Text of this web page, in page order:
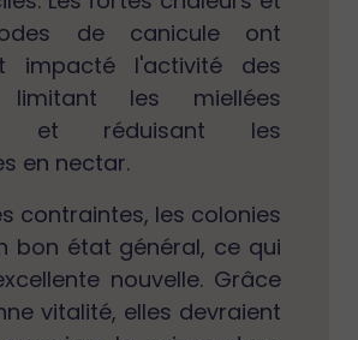
de canicule ont
impacté l'activité des
limitant les miellées
et réduisant les
en nectar.
contraintes, les colonies
bon état général, ce qui
nouvelle. Grâce
vitalité, elles devraient